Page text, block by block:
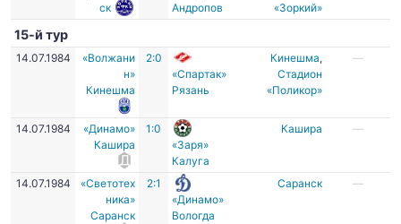
ск
Андропов
«Зоркий»
15-й тур
14.07.1984
«Волжани
н»
Кинешма
2:0
«Спартак»
Рязань
Кинешма,
Стадион
«Поликор»
—
14.07.1984
«Динамо»
Кашира
1:0
«Заря»
Калуга
Кашира —
14.07.1984
«Светотех
ника»
Саранск
2:1
«Динамо»
Вологда
Саранск —